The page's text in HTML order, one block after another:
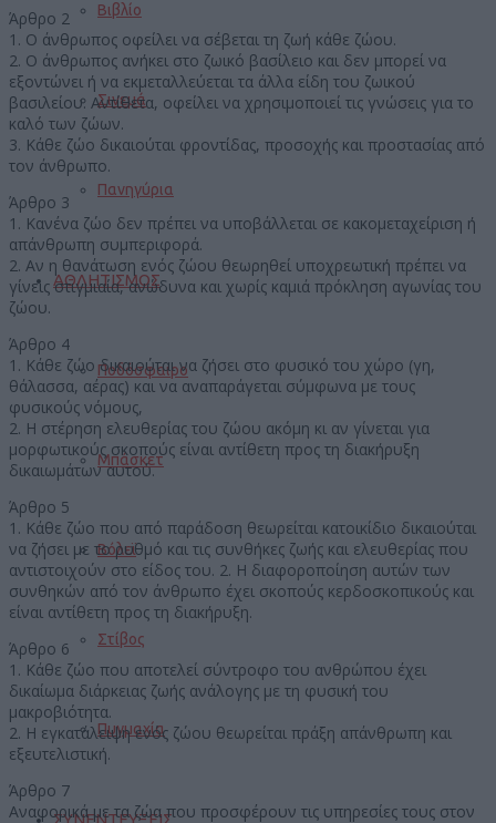
Βιβλίο
Σινεμά
Πανηγύρια
ΑΘΛΗΤΙΣΜΟΣ
Ποδόσφαιρο
Μπάσκετ
Βόλεϊ
Στίβος
Πυγμαχία
ΣΥΝΕΝΤΕΥΞΕΙΣ
Άρθρο 2
1. Ο άνθρωπος οφείλει να σέβεται τη ζωή κάθε ζώου.
2. Ο άνθρωπος ανήκει στο ζωικό βασίλειο και δεν μπορεί να
εξοντώνει ή να εκμεταλλεύεται τα άλλα είδη του ζωικού
βασιλείου. Αντίθετα, οφείλει να χρησιμοποιεί τις γνώσεις για το
καλό των ζώων.
3. Κάθε ζώο δικαιούται φροντίδας, προσοχής και προστασίας από
τον άνθρωπο.
Άρθρο 3
1. Κανένα ζώο δεν πρέπει να υποβάλλεται σε κακομεταχείριση ή
απάνθρωπη συμπεριφορά.
2. Αν η θανάτωση ενός ζώου θεωρηθεί υποχρεωτική πρέπει να
γίνεις στιγμιαία, ανώδυνα και χωρίς καμιά πρόκληση αγωνίας του
ζώου.
Άρθρο 4
1. Κάθε ζώο δικαιούται να ζήσει στο φυσικό του χώρο (γη,
θάλασσα, αέρας) και να αναπαράγεται σύμφωνα με τους
φυσικούς νόμους,
2. Η στέρηση ελευθερίας του ζώου ακόμη κι αν γίνεται για
μορφωτικούς σκοπούς είναι αντίθετη προς τη διακήρυξη
δικαιωμάτων αυτού.
Άρθρο 5
1. Κάθε ζώο που από παράδοση θεωρείται κατοικίδιο δικαιούται
να ζήσει με το ρυθμό και τις συνθήκες ζωής και ελευθερίας που
αντιστοιχούν στο είδος του. 2. Η διαφοροποίηση αυτών των
συνθηκών από τον άνθρωπο έχει σκοπούς κερδοσκοπικούς και
είναι αντίθετη προς τη διακήρυξη.
Άρθρο 6
1. Κάθε ζώο που αποτελεί σύντροφο του ανθρώπου έχει
δικαίωμα διάρκειας ζωής ανάλογης με τη φυσική του
μακροβιότητα.
2. Η εγκατάλειψη ενός ζώου θεωρείται πράξη απάνθρωπη και
εξευτελιστική.
Άρθρο 7
Αναφορικά με τα ζώα που προσφέρουν τις υπηρεσίες τους στον